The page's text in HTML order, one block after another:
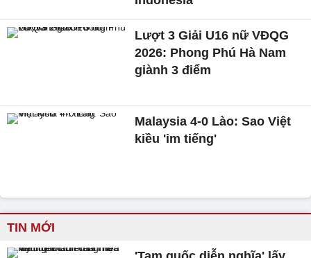
Lượt 3 Giải U16 nữ VĐQG
2026: Phong Phú Hà Nam
giành 3 điểm
Malaysia 4-0 Lào: Sao Việt
kiều 'im tiếng'
TIN MỚI